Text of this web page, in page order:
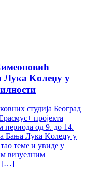
Лука Kолеџу у
студија Београд
пројекта
периода од 9. до 14.
Бања Лука Kолеџу у
теме и увиде у
визуелним
[…]